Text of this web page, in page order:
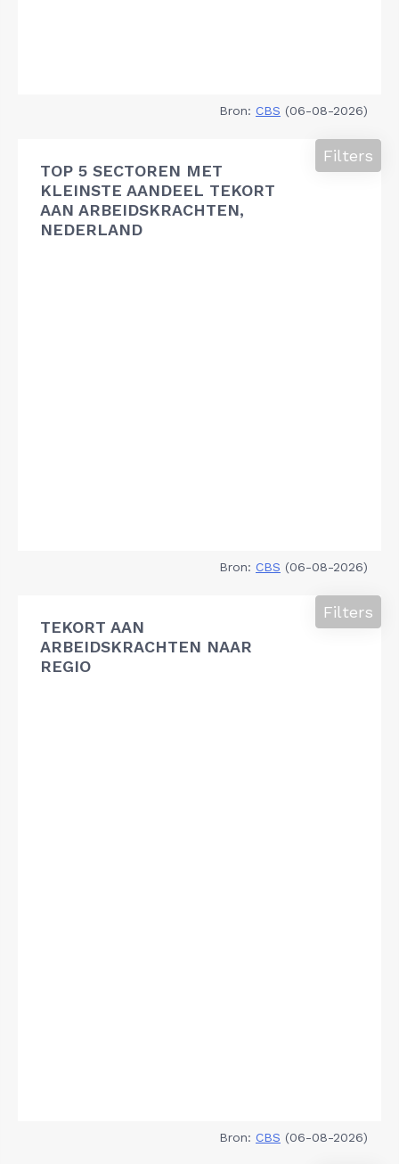
Bron: CBS (06-08-2026)
TOP 5 SECTOREN MET
KLEINSTE AANDEEL TEKORT
AAN ARBEIDSKRACHTEN,
NEDERLAND
Filters
Bron: CBS (06-08-2026)
TEKORT AAN
ARBEIDSKRACHTEN NAAR
REGIO
Filters
Bron: CBS (06-08-2026)